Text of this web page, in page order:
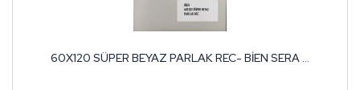
60X120 SÜPER BEYAZ PARLAK REC- BİEN SERA ...